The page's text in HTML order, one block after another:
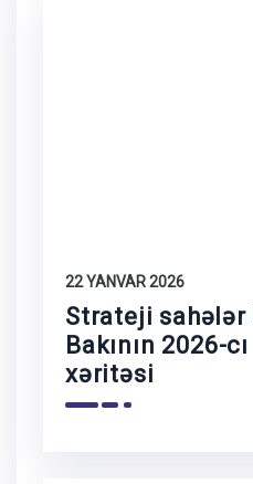
22 YANVAR 2026
Strateji sahələr
Bakının 2026-
xəritəsi